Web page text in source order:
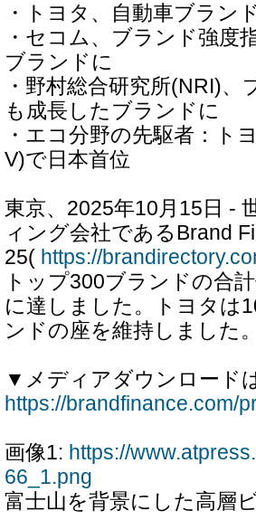
・トヨタ、自動車ブラン
・セコム、ブランド強度
ブランドに
・野村総合研究所(NRI)
も成長したブランドに
・エコ分野の先駆者：ト
V)で日本首位
東京、2025年10月15日 -
ィング会社であるBrand
25( https://
トップ300ブランドの合
に達しました。トヨタは
ンドの座を維持しました。
▼メディアダウンロード
https://brandfinance.com/
画像1: https://
66_1.png
富士山を背景にした高層